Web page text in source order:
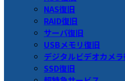
NAS復旧
RAID復旧
サーバ復旧
USBメモリ復旧
デジタルビデオカメ
SSD復旧